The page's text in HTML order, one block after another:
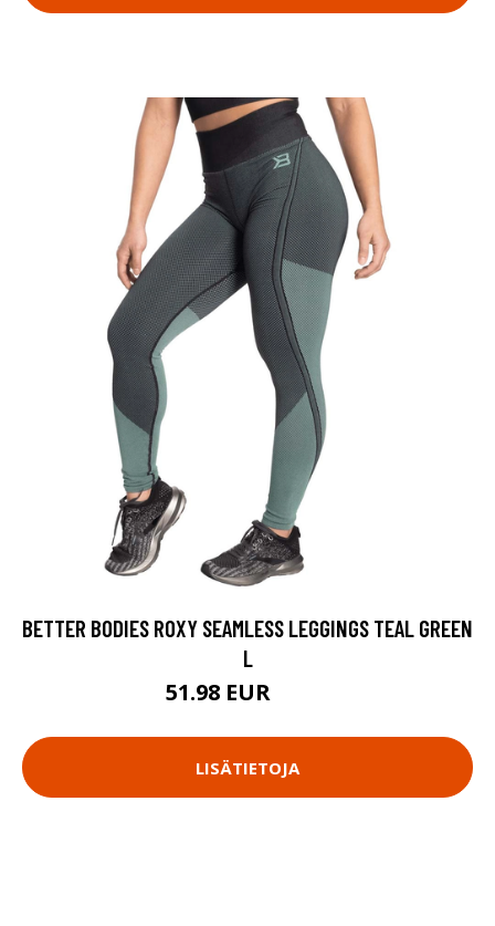
BETTER BODIES ROXY SEAMLESS LEGGINGS TEAL GREEN
L
51.98 EUR
LISÄTIETOJA